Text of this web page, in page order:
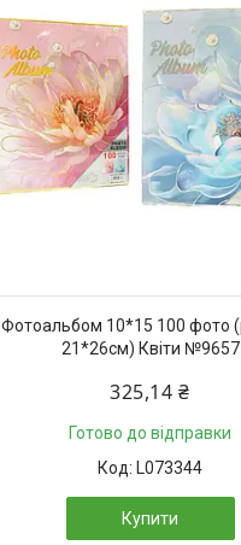
Фотоальбом 10*15 100 фото
21*26см) Квіти №9657
325,14 ₴
Готово до відправки
L073344
Купити